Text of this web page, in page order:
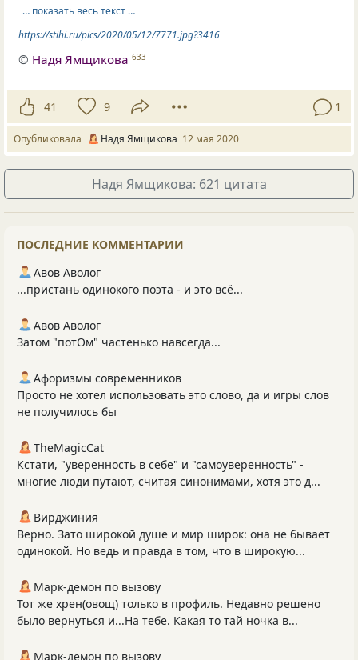
… показать весь текст …
https://stihi.ru/pics/2020/05/12/7771.jpg?3416
© Надя Ямщикова 633
41 9 1
Опубликовала Надя Ямщикова 12 мая 2020
Надя Ямщикова: 621 цитата
ПОСЛЕДНИЕ КОММЕНТАРИИ
Авов Аволог
...пристань одинокого поэта - и это всё...
Авов Аволог
Затом "потОм" частенько навсегда...
Афоризмы современников
Просто не хотел использовать это слово, да и игры слов
не получилось бы
TheMagicCat
Кстати, "уверенность в себе" и "самоуверенность" -
многие люди путают, считая синонимами, хотя это д...
Вирджиния
Верно. Зато широкой душе и мир широк: она не бывает
одинокой. Но ведь и правда в том, что в широкую...
Марк-демон по вызову
Тот же хрен(овощ) только в профиль. Недавно решено
было вернуться и...На тебе. Какая то тай ночка в...
Марк-демон по вызову